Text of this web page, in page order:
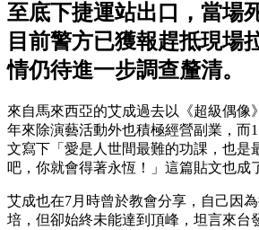
至底下捷運站出口，當場
目前警方已獲報趕抵現場
情仍待進一步調查釐清。
來自馬來西亞的艾成過去以《超級偶像
年來除演藝活動外也積極經營副業，而
文寫下「愛是人世間最難的功課，也是
吧，你就會得著永恆！」這篇貼文也成
艾成也在7月時曾於教會分享，自己因
培，但卻始終未能達到頂峰，坦言來台